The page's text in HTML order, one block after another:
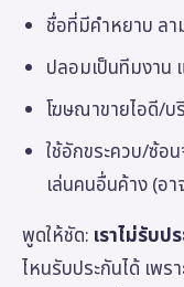
ชื่อที่มีคำหยาบ ล
ปลอมเป็นทีมงาน
โฆษณาขายไอดี/บ
ใช้อักขระควบ/ซ้อ
เล่นคนอื่นค้าง (อา
พูดให้ชัด: เราไม่รับป
ไหนรับประกันได้ เพร